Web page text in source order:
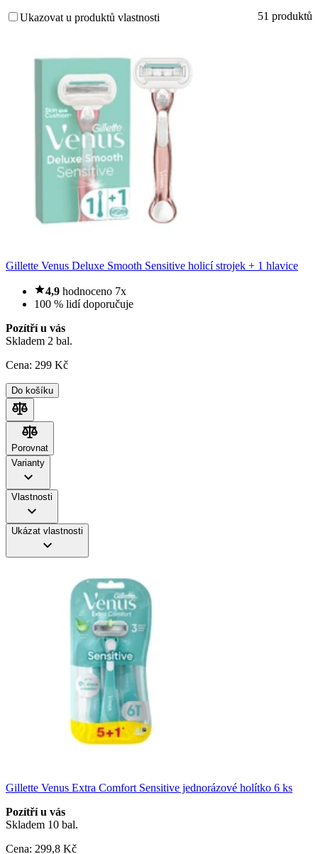
Ukazovat u produktů vlastnosti 51 produktů
Gillette Venus Deluxe Smooth Sensitive holicí strojek + 1 hlavice
4,9 hodnoceno 7x
100 % lidí doporučuje
Pozítří u vás
Skladem 2 bal.
Cena: 299 Kč
Do košíku
Porovnat
Porovnat
Varianty
Vlastnosti
Ukázat vlastnosti
Gillette Venus Extra Comfort Sensitive jednorázové holítko 6 ks
Pozítří u vás
Skladem 10 bal.
Cena: 299,8 Kč